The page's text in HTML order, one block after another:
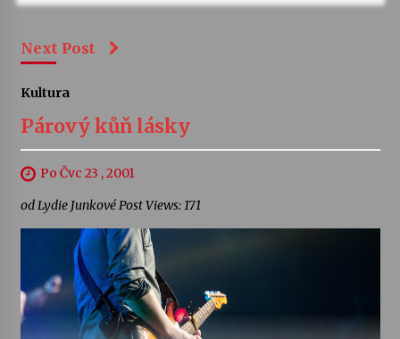
Next Post
Kultura
Párový kůň lásky
Po Čvc 23 , 2001
od Lydie Junkové Post Views: 171